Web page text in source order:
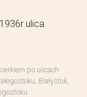
ulica
po ulicach
Białystok,